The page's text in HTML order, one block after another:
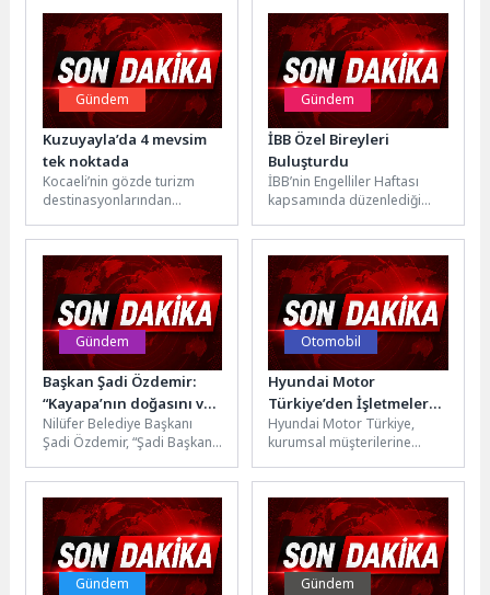
Gündem
Kuzuyayla’da 4 mevsim
tek noktada
Kocaeli’nin gözde turizm
destinasyonlarından
ortasında gelen kar yağışıyla
ziyaretçilerine eşsiz bir
atmosfer sundu....
Gündem
İBB Özel Bireyleri
Buluşturdu
İBB’nin Engelliler Haftası
kapsamında düzenlediği
dizisinde en büyük heyecan
kışlada yaşandı; TSK...
Gündem
Başkan Şadi Özdemir:
“Kayapa’nın doğasını ve
toprağını korumakta
kararlıyız”
Nilüfer Belediye Başkanı
Şadi Özdemir, “Şadi Başkan
buluşmaları kapsamında
Kayapa Mahallesi
sakinleriyle...
Otomobil
Hyundai Motor
Türkiye’den İşletmelere
Özel Finansman
Çözümü: Hyundai
Leasing
Hyundai Motor Türkiye,
kurumsal müşterilerine
çözümü Hyundai
Leasing hizmetini devreye
aldı. Garanti Finansal
Kiralama...
Gündem Gündem